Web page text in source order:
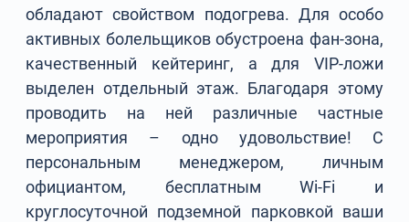
обладают свойством подогрева. Для особо
активных болельщиков обустроена фан-зона,
качественный кейтеринг, а для VIP-ложи
выделен отдельный этаж. Благодаря этому
проводить на ней различные частные
мероприятия – одно удовольствие! С
персональным менеджером, личным
официантом, бесплатным Wi-Fi и
круглосуточной подземной парковкой ваши